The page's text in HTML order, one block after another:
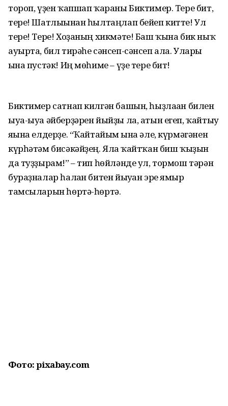
тороп, үҙен ҡапшап ҡараны Биктимер. Тере бит,
тере! Шатлығынан һылтаңлап бейеп китте! Ул
тере! Тере! Хоҙаның хикмәте! Баш ҡына бик ныҡ
ауырта, бил тирәһе сәнсеп-сәнсеп ала. Улары
ғына пустәк! Иң мөһиме – үҙе тере бит!
Биктимер сатнап килгән башын, һыҙлаған билен
ыуа-ыуа әйберҙәрен йыйҙы ла, атын егеп, ҡайтыу
яғына елдерҙе. “Ҡайтайым ғына әле, күрмәгәнен
күрһәтәм бисәкәйҙең. Ялға ҡайтҡан биш ҡыҙын
да туҙҙырам!” – тип һөйләнде ул, тормош тәрән
бураҙналар һалған битен йыуған эре ямғыр
тамсыларын һөртә-һөртә.
Фото: pixabay.com